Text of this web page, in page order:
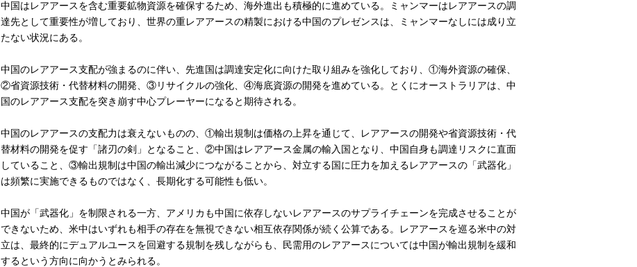
中国はレアアースを含む重要鉱物資源を確保するため、海外進出も積極的に進めている。ミャンマーはレアアースの調
達先として重要性が増しており、世界の重レアアースの精製における中国のプレゼンスは、ミャンマーなしには成り立
たない状況にある。
中国のレアアース支配が強まるのに伴い、先進国は調達安定化に向けた取り組みを強化しており、①海外資源の確保、
②省資源技術・代替材料の開発、③リサイクルの強化、④海底資源の開発を進めている。とくにオーストラリアは、中
国のレアアース支配を突き崩す中心プレーヤーになると期待される。
中国のレアアースの支配力は衰えないものの、①輸出規制は価格の上昇を通じて、レアアースの開発や省資源技術・代
替材料の開発を促す「諸刃の剣」となること、②中国はレアアース金属の輸入国となり、中国自身も調達リスクに直面
していること、③輸出規制は中国の輸出減少につながることから、対立する国に圧力を加えるレアアースの「武器化」
は頻繁に実施できるものではなく、長期化する可能性も低い。
中国が「武器化」を制限される一方、アメリカも中国に依存しないレアアースのサプライチェーンを完成させることが
できないため、米中はいずれも相手の存在を無視できない相互依存関係が続く公算である。レアアースを巡る米中の対
立は、最終的にデュアルユースを回避する規制を残しながらも、民需用のレアアースについては中国が輸出規制を緩和
するという方向に向かうとみられる。